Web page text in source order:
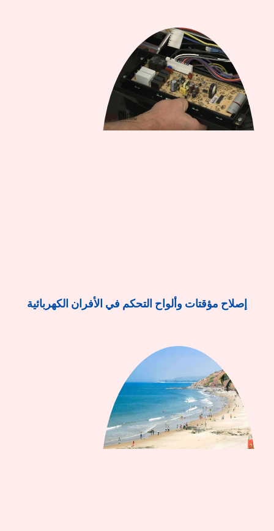
إصلاح مؤقتات وألواح التحكم في الأفران الكهربائية